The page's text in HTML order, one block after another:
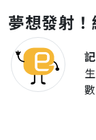
夢想發射